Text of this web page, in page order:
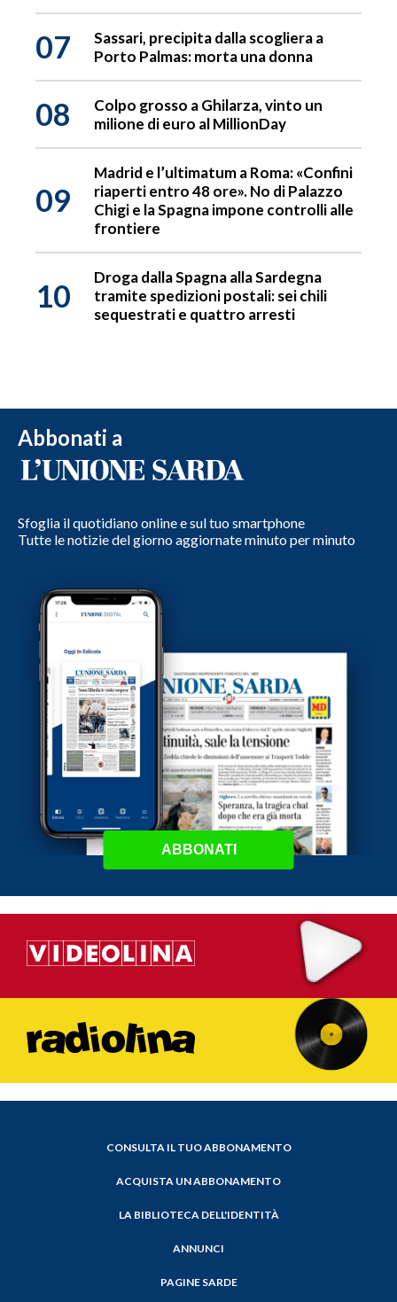
07
Sassari, precipita dalla scogliera a
Porto Palmas: morta una donna
08
Colpo grosso a Ghilarza, vinto un
milione di euro al MillionDay
09
Madrid e l’ultimatum a Roma: «Confini
riaperti entro 48 ore». No di Palazzo
Chigi e la Spagna impone controlli alle
frontiere
10
Droga dalla Spagna alla Sardegna
tramite spedizioni postali: sei chili
sequestrati e quattro arresti
Abbonati a
Sfoglia il quotidiano online e sul tuo smartphone
Tutte le notizie del giorno aggiornate minuto per minuto
ABBONATI
CONSULTA IL TUO ABBONAMENTO
ACQUISTA UN ABBONAMENTO
LA BIBLIOTECA DELL'IDENTITÀ
ANNUNCI
PAGINE SARDE